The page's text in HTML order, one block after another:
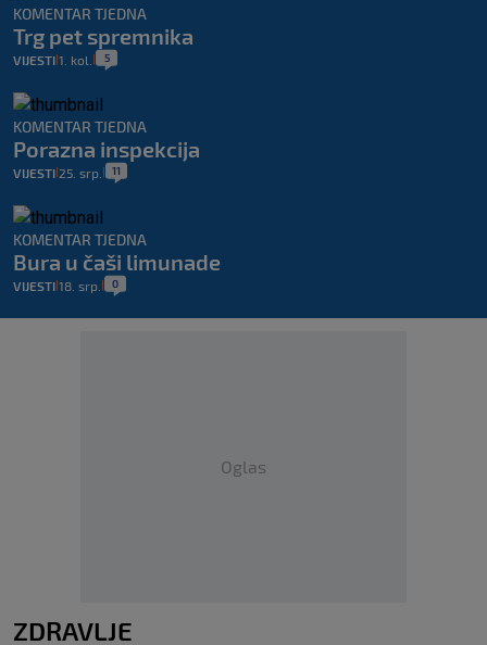
KOMENTAR TJEDNA
Trg pet spremnika
VIJESTI 1. kol. 5
KOMENTAR TJEDNA
Porazna inspekcija
VIJESTI 25. srp. 11
KOMENTAR TJEDNA
Bura u čaši limunade
VIJESTI 18. srp. 0
Oglas
ZDRAVLJE